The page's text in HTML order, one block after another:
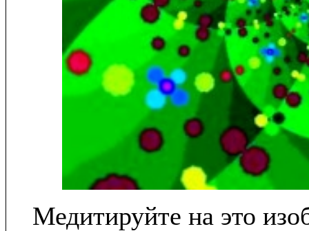
Медитируйте на это